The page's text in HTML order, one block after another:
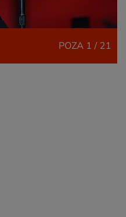
POZA 1 / 21